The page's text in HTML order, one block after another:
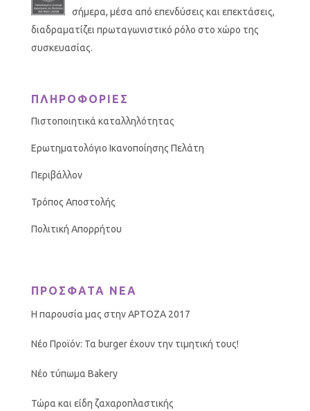
σήμερα, μέσα από επενδύσεις και επεκτάσεις,
διαδραματίζει πρωταγωνιστικό ρόλο στο χώρο της
συσκευασίας.
ΠΛΗΡΟΦΟΡΙΕΣ
Πιστοποιητικά καταλληλότητας
Ερωτηματολόγιο Ικανοποίησης Πελάτη
Περιβάλλον
Τρόπος Αποστολής
Πολιτική Απορρήτου
ΠΡΟΣΦΑΤΑ ΝΕΑ
Η παρουσία μας στην ΑΡΤΟΖΑ 2017
Νέο Προϊόν: Τα burger έχουν την τιμητική τους!
Νέο τύπωμα Bakery
Τώρα και είδη ζαχαροπλαστικής